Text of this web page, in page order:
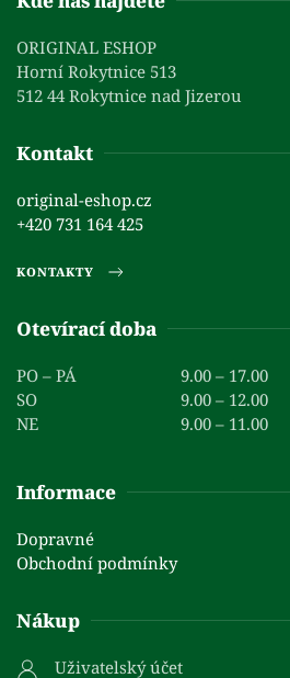
ORIGINAL ESHOP
Horní Rokytnice 513
512 44 Rokytnice nad Jizerou
Kontakt
original-eshop.cz
+420 731 164 425
KONTAKTY
Otevírací doba
PO – PÁ
9.00 – 17.00
SO
9.00 – 12.00
NE
9.00 – 11.00
Informace
Dopravné
Obchodní podmínky
Nákup
Uživatelský účet